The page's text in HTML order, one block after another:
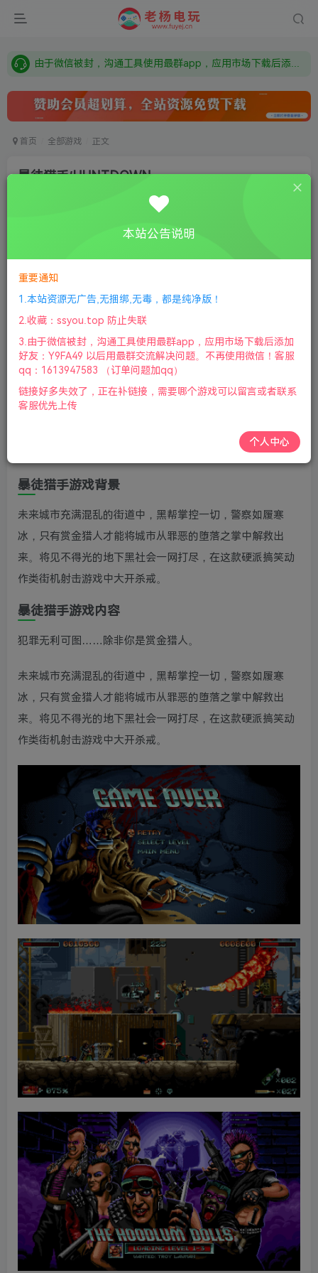
需要什么游戏请联系客服，若链接失效请联系客服，百度网盘边上的激活码也是解压密码
由于微信被封，沟通工具使用最群app，应用市场下载后添加好友：Y9FA49 以后用最群交流解决问题。不再使用微信！
首页 全部游戏 正文
暴徒猎手/HUNTDOWN
①下载安装教程 ②下载安装视频教程 ③ 游戏运行
版本：v1.227|容量700MB|官方简体中文|2023年02月05号
更新
游戏介绍
暴徒猎手是一款像素画面幽默风格的横版动作冒险游戏，在
未来世界的混乱城市中扮演三个传奇赏金猎人与地下黑帮对
抗。充满怀旧色彩的横版街机游戏，精美的手绘艺术与流畅
暴徒猎手游戏背景
未来城市充满混乱的街道中，黑帮掌控一切，警察如履寒
冰，只有赏金猎人才能将城市从罪恶的堕落之掌中解救出
来。将见不得光的地下黑社会一网打尽，在这款硬派搞笑动
作类街机射击游戏中大开杀戒。
暴徒猎手游戏内容
犯罪无利可图……除非你是赏金猎人。
未来城市充满混乱的街道中，黑帮掌控一切，警察如履寒
冰，只有赏金猎人才能将城市从罪恶的堕落之掌中解救出
来。将见不得光的地下黑社会一网打尽，在这款硬派搞笑动
作类街机射击游戏中大开杀戒。
本站公告说明
重要通知
1.本站资源无广告,无捆绑,无毒，都是纯净版！
2.收藏：ssyou.top 防止失联
3.由于微信被封，沟通工具使用最群app，应用市场下载后添加
好友：Y9FA49 以后用最群交流解决问题。不再使用微信！客服
qq：1613947583 （订单问题加qq）
链接好多失效了，正在补链接，需要哪个游戏可以留言或者联系
客服优先上传
个人中心